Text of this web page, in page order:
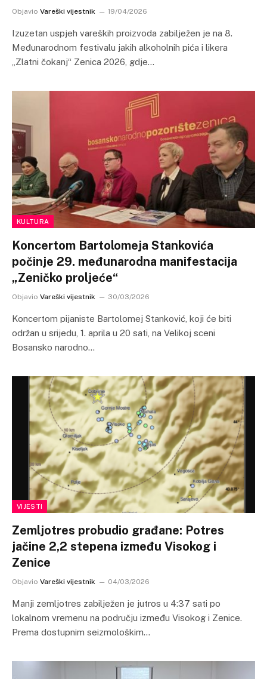
Objavio Vareški vijestnik 19/04/2026
Izuzetan uspjeh vareških proizvoda zabilježen je na 8.
Međunarodnom festivalu jakih alkoholnih pića i likera
„Zlatni čokanj“ Zenica 2026, gdje…
KULTURA
Koncertom Bartolomeja Stankovića
počinje 29. međunarodna manifestacija
„Zeničko proljeće“
Objavio Vareški vijestnik 30/03/2026
Koncertom pijaniste Bartolomej Stanković, koji će biti
održan u srijedu, 1. aprila u 20 sati, na Velikoj sceni
Bosansko narodno…
VIJESTI
Zemljotres probudio građane: Potres
jačine 2,2 stepena između Visokog i
Zenice
Objavio Vareški vijestnik 04/03/2026
Manji zemljotres zabilježen je jutros u 4:37 sati po
lokalnom vremenu na području između Visokog i Zenice.
Prema dostupnim seizmološkim…